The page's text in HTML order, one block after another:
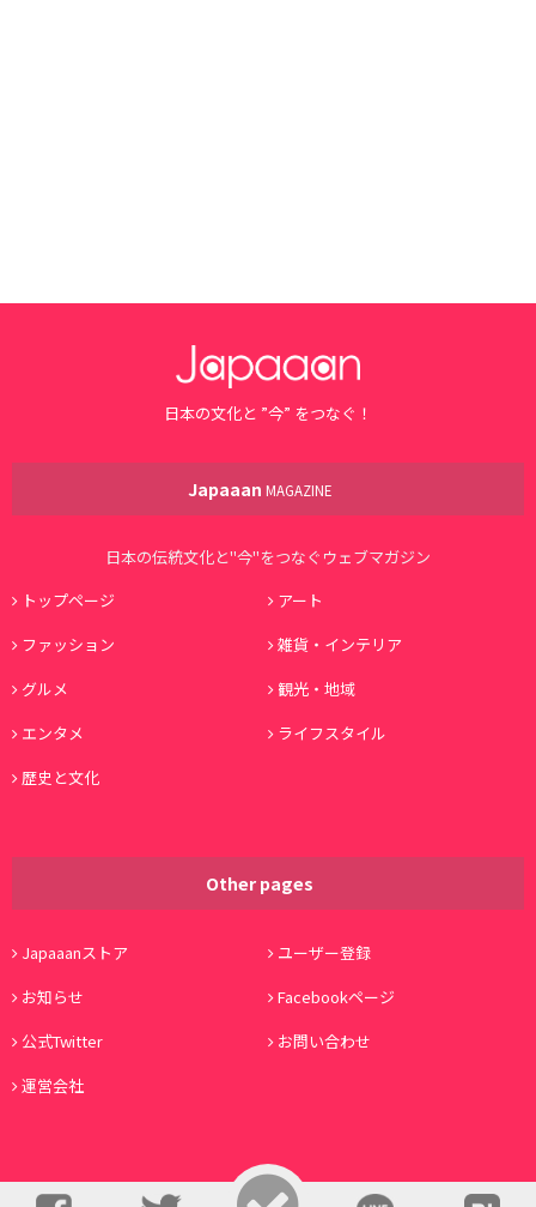
日本の文化と ”今” をつなぐ！
Japaaan MAGAZINE
日本の伝統文化と"今"をつなぐウェブマガジン
トップページ
アート
ファッション
雑貨・インテリア
グルメ
観光・地域
エンタメ
ライフスタイル
歴史と文化
Other pages
Japaaanストア
ユーザー登録
お知らせ
Facebookページ
公式Twitter
お問い合わせ
運営会社